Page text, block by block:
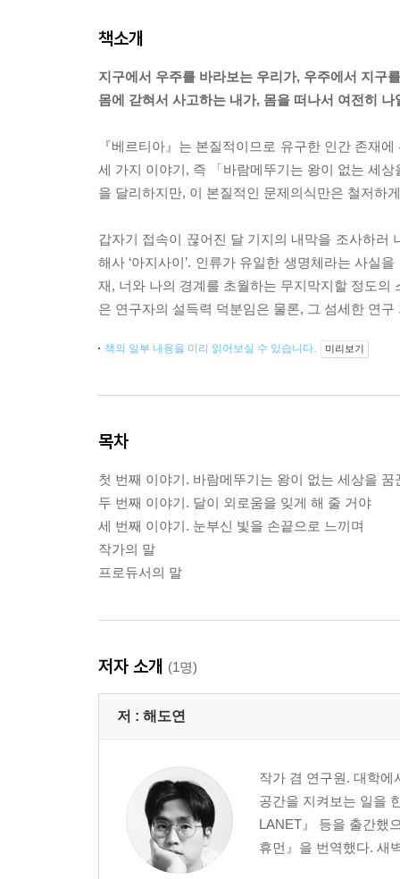
책소개
지구에서 우주를 바라보는 우리가, 우주에서 지구
몸에 갇혀서 사고하는 내가, 몸을 떠나서 여전히 나
『베르티아』는 본질적이므로 유구한 인간 존재
세 가지 이야기, 즉 「바람메뚜기는 왕이 없는 세
을 달리하지만, 이 본질적인 문제의식만은 철저하
갑자기 접속이 끊어진 달 기지의 내막을 조사하러
해사 ‘아지사이’. 인류가 유일한 생명체라는 사실
재, 너와 나의 경계를 초월하는 무지막지할 정도
은 연구자의 설득력 덕분임은 물론, 그 섬세한 연
책의 일부 내용을 미리 읽어보실 수 있습니다. 미리보기
목차
첫 번째 이야기. 바람메뚜기는 왕이 없는 세상을 꿈
두 번째 이야기. 달이 외로움을 잊게 해 줄 거야
세 번째 이야기. 눈부신 빛을 손끝으로 느끼며
작가의 말
프로듀서의 말
저자 소개 (1명)
저 : 해도연
작가 겸 연구원. 대학
공간을 지켜보는 일을
LANET』 등을 출간했
휴먼』을 번역했다. 새